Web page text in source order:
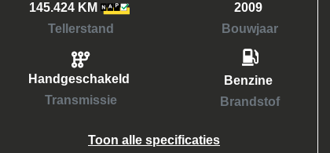
145.424 KM
Tellerstand
Handgeschakeld
Transmissie
2009
Bouwjaar
Benzine
Brandstof
Toon alle specificaties